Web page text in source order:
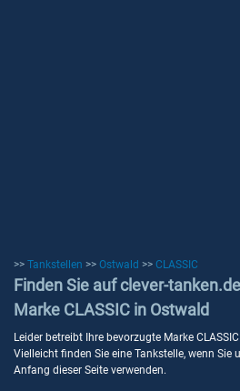
>> Tankstellen >> Ostwald >> CLASSIC
Finden Sie auf clever-
Marke CLASSIC in Ostwald
Leider betreibt Ihre bevorzugte Marke
Vielleicht finden Sie eine Tankstelle, wenn Sie
Anfang dieser Seite verwenden.